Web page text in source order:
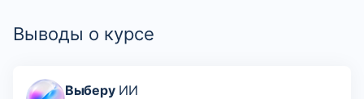
Выводы о курсе
ВыберуИИ